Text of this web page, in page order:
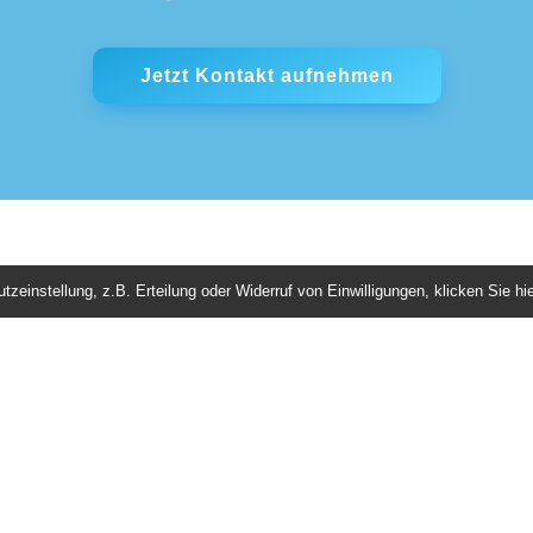
Jetzt Kontakt aufnehmen
z.B. Erteilung oder Widerruf von Einwilligungen, klicken Sie